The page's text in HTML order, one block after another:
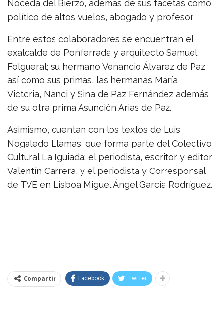
Noceda del Bierzo, además de sus facetas como
político de altos vuelos, abogado y profesor.
Entre estos colaboradores se encuentran el
exalcalde de Ponferrada y arquitecto Samuel
Folgueral; su hermano Venancio Álvarez de Paz
así como sus primas, las hermanas María
Victoria, Nanci y Sina de Paz Fernández además
de su otra prima Asunción Arias de Paz.
Asimismo, cuentan con los textos de Luis
Nogaledo Llamas, que forma parte del Colectivo
Cultural La Iguiada; el periodista, escritor y editor
Valentín Carrera, y el periodista y Corresponsal
de TVE en Lisboa Miguel Ángel García Rodríguez.
Compartir Facebook Twitter